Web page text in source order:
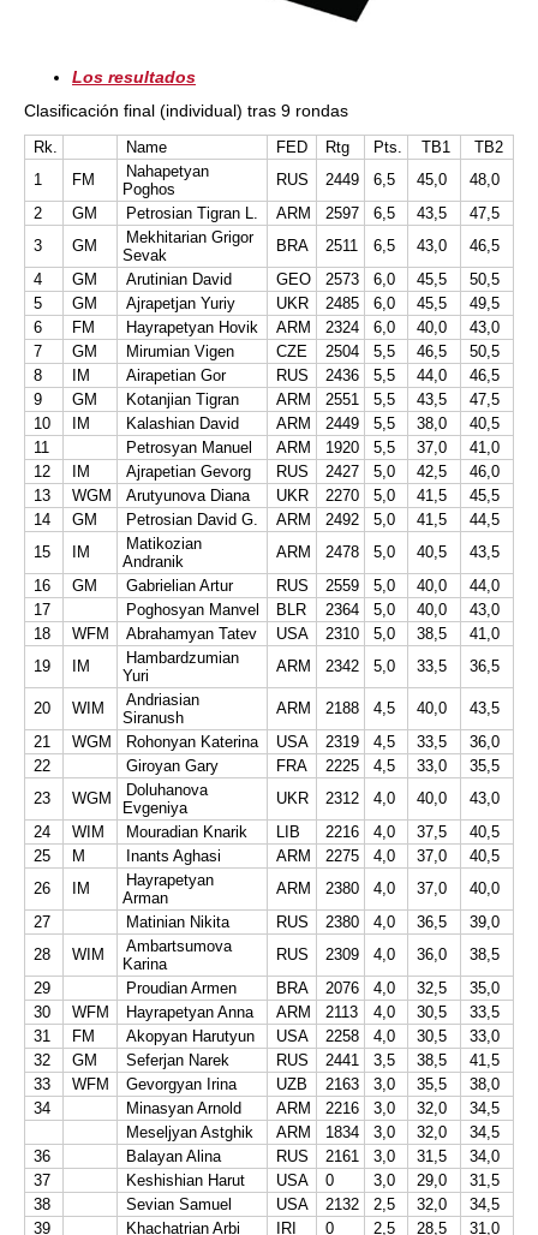
Los resultados
Clasificación final (individual) tras 9 rondas
Rk. Name FED Rtg Pts. TB1
TB2
1
FM
Nahapetyan
Poghos
RUS 2449 6,5 45,0
48,0
2
GM Petrosian Tigran L. ARM 2597 6,5 43,5
47,5
3
GM
Mekhitarian Grigor
Sevak
BRA 2511 6,5 43,0
46,5
4
GM Arutinian David GEO 2573 6,0 45,5
50,5
5
GM Ajrapetjan Yuriy UKR 2485 6,0 45,5
49,5
6
FM Hayrapetyan Hovik ARM 2324 6,0 40,0
43,0
7
GM Mirumian Vigen CZE 2504 5,5 46,5
50,5
8
IM Airapetian Gor RUS 2436 5,5 44,0
46,5
9
GM Kotanjian Tigran ARM 2551 5,5 43,5
47,5
10
IM Kalashian David ARM 2449 5,5 38,0
40,5
11
Petrosyan Manuel ARM 1920 5,5 37,0
41,0
12
IM Ajrapetian Gevorg RUS 2427 5,0 42,5
46,0
13
WGM Arutyunova Diana UKR 2270 5,0 41,5
45,5
14
GM Petrosian David G. ARM 2492 5,0 41,5
44,5
15
IM
Matikozian
Andranik
ARM 2478 5,0 40,5
43,5
16
GM Gabrielian Artur RUS 2559 5,0 40,0
44,0
17
Poghosyan Manvel BLR 2364 5,0 40,0
43,0
18
WFM Abrahamyan Tatev USA 2310 5,0 38,5
41,0
19
IM
Hambardzumian
Yuri
ARM 2342 5,0 33,5 36,5
20 WIM
Andriasian
Siranush
ARM 2188 4,5 40,0
43,5
21
WGM Rohonyan Katerina USA 2319 4,5 33,5
36,0
22
Giroyan Gary FRA 2225 4,5 33,0
35,5
23
WGM
Doluhanova
Evgeniya
UKR 2312 4,0 40,0
43,0
24
WIM Mouradian Knarik LIB 2216 4,0 37,5
40,5
25
M Inants Aghasi ARM 2275 4,0 37,0
40,5
26
IM
Hayrapetyan
Arman
ARM 2380 4,0 37,0
40,0
27
Matinian Nikita RUS 2380 4,0 36,5
39,0
28
WIM
Ambartsumova
Karina
RUS 2309 4,0 36,0
38,5
29
Proudian Armen BRA 2076 4,0 32,5
35,0
30
WFM Hayrapetyan Anna ARM 2113 4,0 30,5
33,5
31
FM Akopyan Harutyun USA 2258 4,0 30,5
33,0
32
GM Seferjan Narek RUS 2441 3,5 38,5
41,5
33
WFM Gevorgyan Irina UZB 2163 3,0 35,5
38,0
34
Minasyan Arnold ARM 2216 3,0 32,0
34,5
Meseljyan Astghik
ARM 1834 3,0 32,0
34,5
36
Balayan Alina RUS 2161 3,0 31,5
34,0
37
Keshishian Harut USA 0 3,0 29,0
31,5
38
Sevian Samuel USA 2132 2,5 32,0
34,5
39
Khachatrian Arbi IRI 0 2,5 28,5
31,0